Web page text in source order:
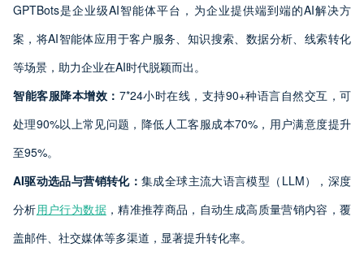
GPTBots是企业级AI智能体平台，为企业提供端到端的AI解决方
案，将AI智能体应用于客户服务、知识搜索、数据分析、线索转化
等场景，助力企业在AI时代脱颖而出。
智能客服降本增效： 7*24小时在线，支持90+种语言自然交互，可
处理90%以上常见问题，降低人工客服成本70%，用户满意度提升
至95%。
AI驱动选品与营销转化：集成全球主流大语言模型（LLM），深度
分析用户行为数据，精准推荐商品，自动生成高质量营销内容，覆
盖邮件、社交媒体等多渠道，显著提升转化率。